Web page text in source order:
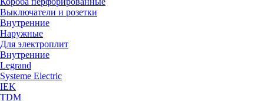
Выключатели и розетки
Внутренние
Наружные
Для электроплит
Внутренние
Legrand
Systeme Electric
IEK
TDM